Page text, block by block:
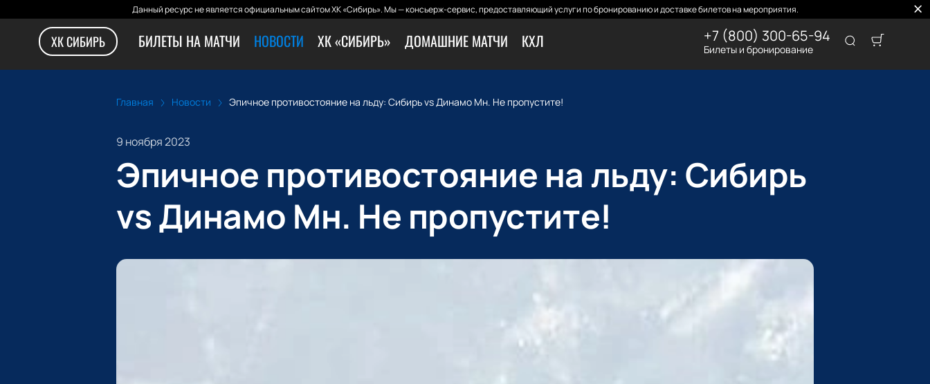
Данный ресурс не является официальным сайтом ХК «Сибирь». Мы — консьерж-сервис, предоставляющий услуги по бронированию и доставке билетов на мероприятия.
ХК СИБИРЬ БИЛЕТЫ НА МАТЧИ НОВОСТИ ХК «СИБИРЬ» ДОМАШНИЕ МАТЧИ КХЛ +7 (800) 300-65-94
Билеты и бронирование
Главная Новости Эпичное противостояние на льду: Сибирь vs Динамо Мн. Не пропустите!
9 ноября 2023
Эпичное противостояние на льду: Сибирь
vs Динамо Мн. Не пропустите!